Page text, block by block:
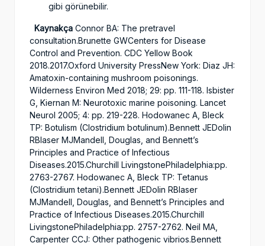
gibi görünebilir.
Kaynakça Connor BA: The pretravel
consultation.Brunette GWCenters for Disease
Control and Prevention. CDC Yellow Book
2018.2017.Oxford University PressNew York: Diaz JH:
Amatoxin-containing mushroom poisonings.
Wilderness Environ Med 2018; 29: pp. 111-118. Isbister
G, Kiernan M: Neurotoxic marine poisoning. Lancet
Neurol 2005; 4: pp. 219-228. Hodowanec A, Bleck
TP: Botulism (Clostridium botulinum).Bennett JEDolin
RBlaser MJMandell, Douglas, and Bennett’s
Principles and Practice of Infectious
Diseases.2015.Churchill LivingstonePhiladelphia:pp.
2763-2767. Hodowanec A, Bleck TP: Tetanus
(Clostridium tetani).Bennett JEDolin RBlaser
MJMandell, Douglas, and Bennett’s Principles and
Practice of Infectious Diseases.2015.Churchill
LivingstonePhiladelphia:pp. 2757-2762. Neil MA,
Carpenter CCJ: Other pathogenic vibrios.Bennett